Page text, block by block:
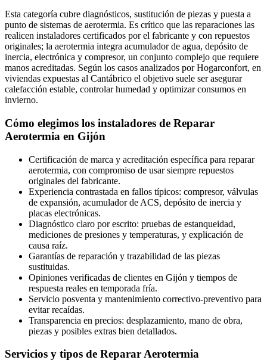
Esta categoría cubre diagnósticos, sustitución de piezas y puesta a
punto de sistemas de aerotermia. Es crítico que las reparaciones las
realicen instaladores certificados por el fabricante y con repuestos
originales; la aerotermia integra acumulador de agua, depósito de
inercia, electrónica y compresor, un conjunto complejo que requiere
manos acreditadas. Según los casos analizados por Hogarconfort, en
viviendas expuestas al Cantábrico el objetivo suele ser asegurar
calefacción estable, controlar humedad y optimizar consumos en
invierno.
Cómo elegimos los instaladores de Reparar
Aerotermia en Gijón
Certificación de marca y acreditación específica para reparar
aerotermia, con compromiso de usar siempre repuestos
originales del fabricante.
Experiencia contrastada en fallos típicos: compresor, válvulas
de expansión, acumulador de ACS, depósito de inercia y
placas electrónicas.
Diagnóstico claro por escrito: pruebas de estanqueidad,
mediciones de presiones y temperaturas, y explicación de
causa raíz.
Garantías de reparación y trazabilidad de las piezas
sustituidas.
Opiniones verificadas de clientes en Gijón y tiempos de
respuesta reales en temporada fría.
Servicio posventa y mantenimiento correctivo-preventivo para
evitar recaídas.
Transparencia en precios: desplazamiento, mano de obra,
piezas y posibles extras bien detallados.
Servicios y tipos de Reparar Aerotermia